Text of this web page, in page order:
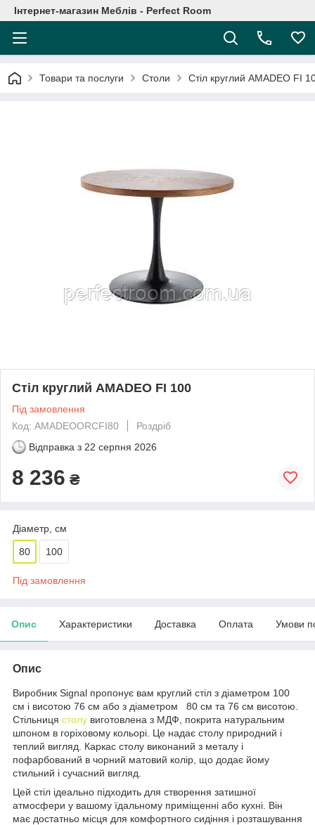
Інтернет-магазин Меблів - Perfect Room
Товари та послуги Столи Стіл круглий AMADEO FI
Стіл круглий AMADEO FI 100
Під замовлення
Код: AMADEOORCFI80
Роздріб
Відправка з 22 серпня 2026
8 236 ₴
Діаметр, см
80 100
Під замовлення
Опис Характеристики Доставка Оплата Умови
Опис
Виробник Signal пропонує вам круглий стіл з діаметром 100
см і висотою 76 см або з діаметром 80 см та 76 см висотою.
Стільниця столу виготовлена з МДФ, покрита натуральним
шпоном в горіховому кольорі. Це надає столу природний і
теплий вигляд. Каркас столу виконаний з металу і
пофарбований в чорний матовий колір, що додає йому
стильний і сучасний вигляд.
Цей стіл ідеально підходить для створення затишної
атмосфери у вашому їдальному приміщенні або кухні. Він
має достатньо місця для комфортного сидіння і розташування